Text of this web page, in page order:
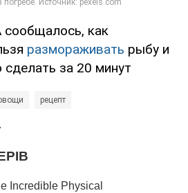
сообщалось, как
размораживать рыбу и
сделать за 20 минут
рецепт